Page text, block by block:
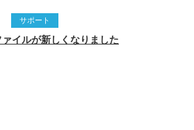
サポート
イルが新しくなりました